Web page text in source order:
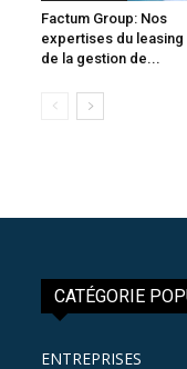
Factum Group: Nos
expertises du leasing
de la gestion de...
CATÉGORIE
ENTREPRISES